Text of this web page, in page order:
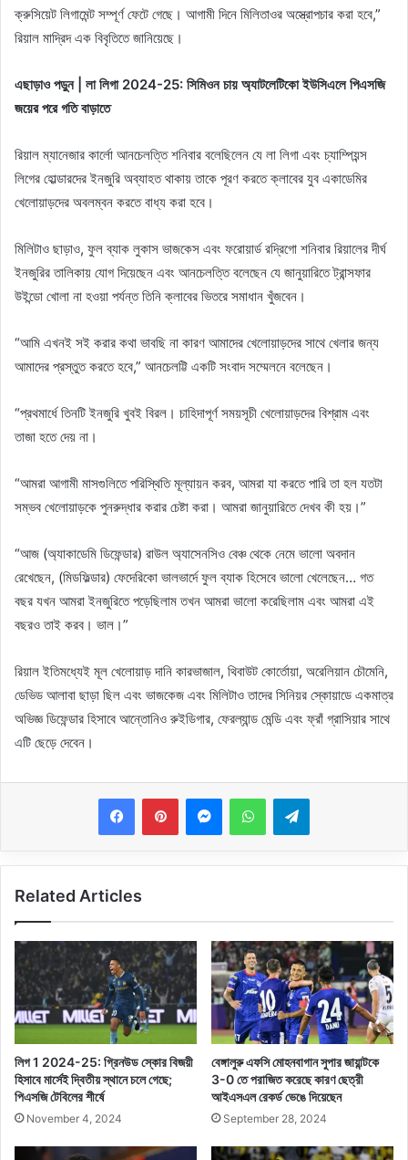
ক্রুসিয়েট লিগামেন্ট সম্পূর্ণ ফেটে গেছে। আগামী দিনে মিলিতাওর অস্ত্রোপচার করা হবে,”
রিয়াল মাদ্রিদ এক বিবৃতিতে জানিয়েছে।
এছাড়াও পড়ুন | লা লিগা 2024-25: সিমিওন চায় অ্যাটলেটিকো ইউসিএলে পিএসজি
জয়ের পরে গতি বাড়াতে
রিয়াল ম্যানেজার কার্লো আনচেলত্তি শনিবার বলেছিলেন যে লা লিগা এবং চ্যাম্পিয়ন্স
লিগের হোল্ডারদের ইনজুরি অব্যাহত থাকায় তাকে পূরণ করতে ক্লাবের যুব একাডেমির
খেলোয়াড়দের অবলম্বন করতে বাধ্য করা হবে।
মিলিটাও ছাড়াও, ফুল ব্যাক লুকাস ভাজকেস এবং ফরোয়ার্ড রদ্রিগো শনিবার রিয়ালের দীর্ঘ
ইনজুরির তালিকায় যোগ দিয়েছেন এবং আনচেলত্তি বলেছেন যে জানুয়ারিতে ট্রান্সফার
উইন্ডো খোলা না হওয়া পর্যন্ত তিনি ক্লাবের ভিতরে সমাধান খুঁজবেন।
“আমি এখনই সই করার কথা ভাবছি না কারণ আমাদের খেলোয়াড়দের সাথে খেলার জন্য
আমাদের প্রস্তুত করতে হবে,” আনচেলট্টি একটি সংবাদ সম্মেলনে বলেছেন।
“প্রথমার্ধে তিনটি ইনজুরি খুবই বিরল। চাহিদাপূর্ণ সময়সূচী খেলোয়াড়দের বিশ্রাম এবং
তাজা হতে দেয় না।
“আমরা আগামী মাসগুলিতে পরিস্থিতি মূল্যায়ন করব, আমরা যা করতে পারি তা হল যতটা
সম্ভব খেলোয়াড়কে পুনরুদ্ধার করার চেষ্টা করা। আমরা জানুয়ারিতে দেখব কী হয়।”
“আজ (অ্যাকাডেমি ডিফেন্ডার) রাউল অ্যাসেনসিও বেঞ্চ থেকে নেমে ভালো অবদান
রেখেছেন, (মিডফিল্ডার) ফেদেরিকো ভালভার্দে ফুল ব্যাক হিসেবে ভালো খেলেছেন… গত
বছর যখন আমরা ইনজুরিতে পড়েছিলাম তখন আমরা ভালো করেছিলাম এবং আমরা এই
বছরও তাই করব। ভাল।”
রিয়াল ইতিমধ্যেই মূল খেলোয়াড় দানি কারভাজাল, থিবাউট কোর্তোয়া, অরেলিয়ান চৌমেনি,
ডেভিড আলাবা ছাড়া ছিল এবং ভাজকেজ এবং মিলিটাও তাদের সিনিয়র স্কোয়াডে একমাত্র
অভিজ্ঞ ডিফেন্ডার হিসাবে আন্তোনিও রুইডিগার, ফেরল্যান্ড মেন্ডি এবং ফ্রাঁ গ্রাসিয়ার সাথে
এটি ছেড়ে দেবেন।
MessengerWhatsAppTelegram
Related Articles
লিগ 1 2024-25: গ্রিনউড স্কোর বিজয়ী
হিসাবে মার্সেই দ্বিতীয় স্থানে চলে গেছে;
পিএসজি টেবিলের শীর্ষে
November 4, 2024
বেঙ্গালুরু এফসি মোহনবাগান সুপার জায়ান্টকে
3-0 তে পরাজিত করেছে কারণ ছেত্রী
আইএসএল রেকর্ড ভেঙে দিয়েছেন
September 28, 2024